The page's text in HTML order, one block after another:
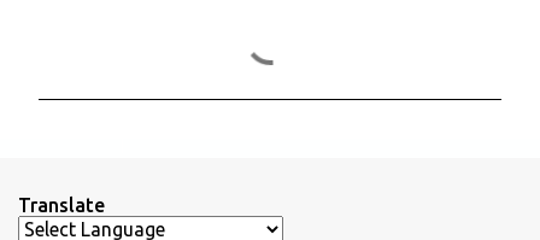
a
Translate